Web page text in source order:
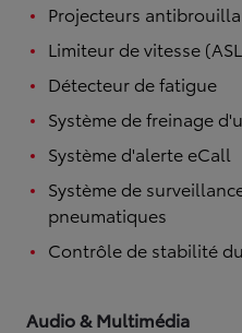
Projecteurs
Limiteur de vitesse
Détecteur de fatigue
Système de freinage
Système d'alerte eCall
Système de
pneumatiques
Contrôle de stabilité
Audio & Multimédia